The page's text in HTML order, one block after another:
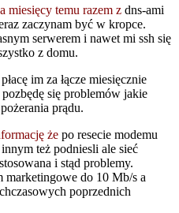
miesięcy temu razem z dns-ami
zaczynam być w kropce.
serwerem i nawet mi ssh się
z domu.
im za łącze miesięcznie
się problemów jakie
prądu.
że po resecie modemu
też podniesli ale sieć
i stąd problemy.
marketingowe do 10 Mb/s a
poprzednich